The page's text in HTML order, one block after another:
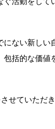
ない新しい
括的な価値
せていただ